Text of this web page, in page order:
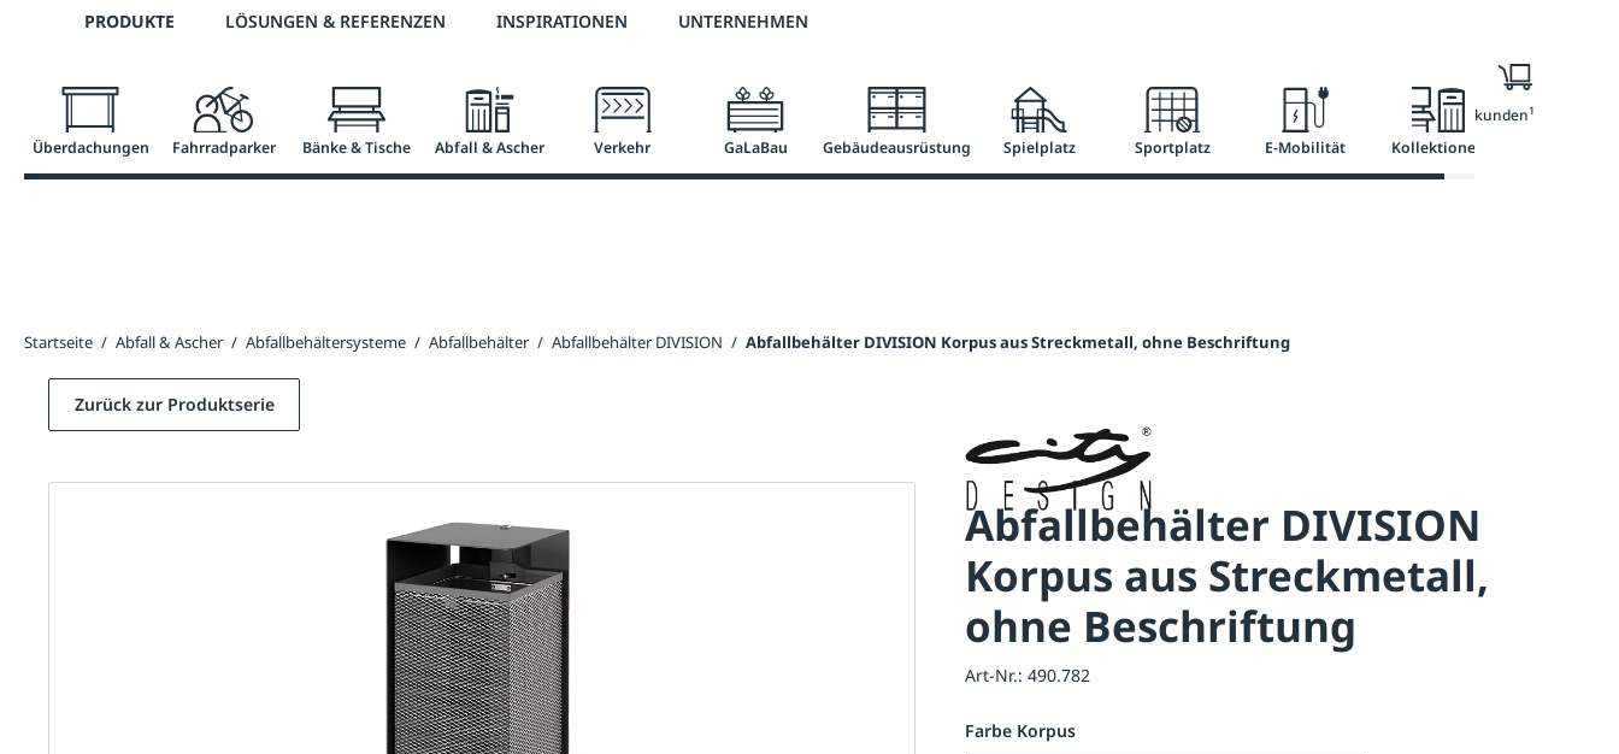
Zur Hauptnavigation springen
Telefon: 0800 / 100 49 02 2 % Vorkassen-Skonto versandkostenfrei ab 50 €
PRODUKTE LÖSUNGEN & REFERENZEN INSPIRATIONEN UNTERNEHMEN
Überdachungen Fahrradparker Bänke & Tische Abfall & Ascher Verkehr GaLaBau Gebäudeausrüstung Spielplatz Sportplatz E-Mobilität Kollektionen
Nur für Geschäftskunden1
Startseite / Abfall & Ascher / Abfallbehältersysteme / Abfallbehälter / Abfallbehälter DIVISION / Abfallbehälter DIVISION Korpus aus Streckmetall, ohne Beschriftung
Abfallbehälter DIVISION
Korpus aus Streckmetall,
ohne Beschriftung
Art-Nr.: 490.782
Farbe Korpus
Zurück zur Produktserie